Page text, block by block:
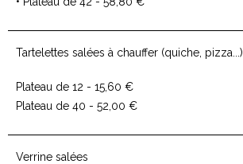
Tartelettes salées à chauffer (quiche, pizza...)
Plateau de 12 - 15,60 €
Plateau de 40 - 52,00 €
Verrine salées